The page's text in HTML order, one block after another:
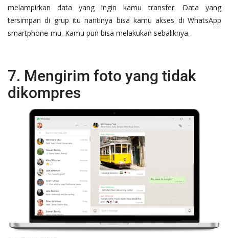
melampirkan data yang ingin kamu transfer. Data yang
tersimpan di grup itu nantinya bisa kamu akses di WhatsApp
smartphone-mu. Kamu pun bisa melakukan sebaliknya.
7. Mengirim foto yang tidak
dikompres